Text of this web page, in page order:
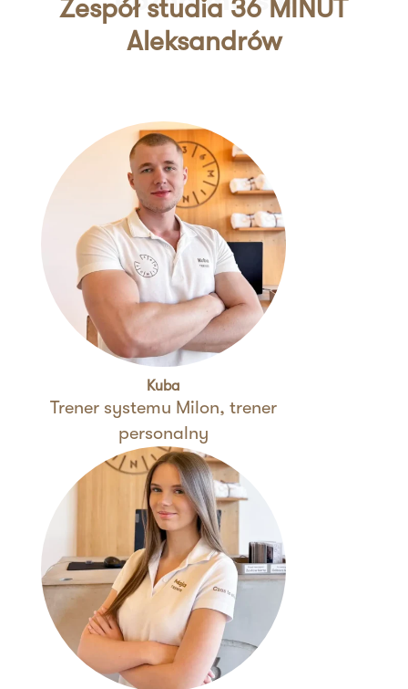
Zespół studia 36 MINUT
Aleksandrów
Kuba
Trener systemu Milon, trener
personalny